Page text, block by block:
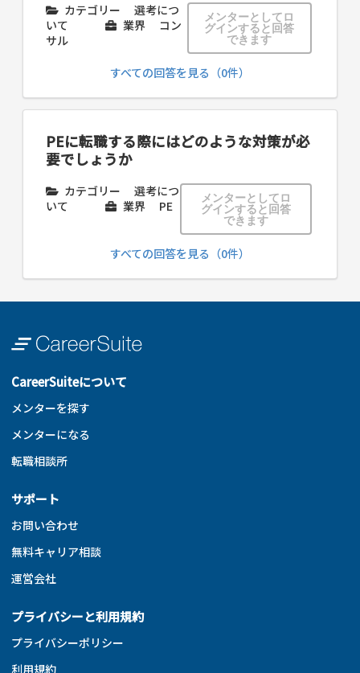
カテゴリー
選考につ
いて
業界
コン
サル
メンターとしてロ
グインすると回答
できます
すべての回答を見る（0件）
PEに転職する際にはどのような対策が必
要でしょうか
カテゴリー
選考につ
いて
業界 PE
メンターとしてロ
グインすると回答
できます
すべての回答を見る（0件）
CareerSuiteについて
メンターを探す
メンターになる
転職相談所
サポート
お問い合わせ
無料キャリア相談
運営会社
プライバシーと利用規約
プライバシーポリシー
利用規約